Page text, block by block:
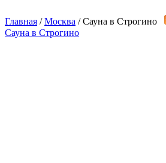
Главная /Москва / Сауна в Строгино
Сауна в Строгино